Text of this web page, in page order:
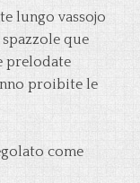
lungo vassojo
que
prelodate
proibite le
come